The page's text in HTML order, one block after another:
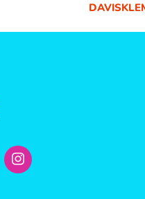
NÄCHSTER
BEITRAG: